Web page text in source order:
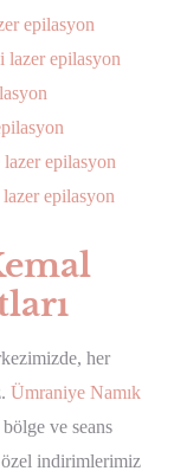
epilasyon
lazer epilasyon
epilasyon
epilasyon
her
Ümraniye Namık
ve seans
özel indirimlerimiz